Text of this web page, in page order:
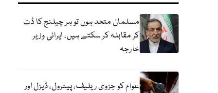
مسلمان متحد ہوں تو ہر چیلنج کا ڈٹ
کر مقابلہ کر سکتے ہیں، ایرانی وزیر
خارجہ
عوام کو جزوی ریلیف، پیٹرول، ڈیزل اور